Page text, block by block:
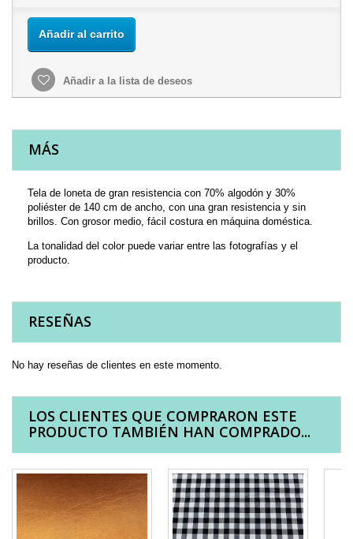
Añadir al carrito
Añadir a la lista de deseos
MÁS
Tela de loneta de gran resistencia con 70% algodón y 30%
poliéster de 140 cm de ancho, con una gran resistencia y sin
brillos. Con grosor medio, fácil costura en máquina doméstica.
La tonalidad del color puede variar entre las fotografías y el
producto.
RESEÑAS
No hay reseñas de clientes en este momento.
LOS CLIENTES QUE COMPRARON ESTE
PRODUCTO TAMBIÉN HAN COMPRADO...